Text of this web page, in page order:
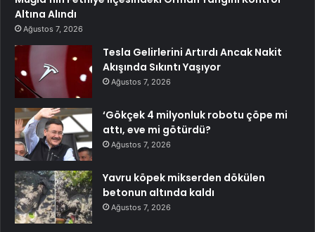
Altına Alındı
Ağustos 7, 2026
Tesla Gelirlerini Artırdı Ancak Nakit
Akışında Sıkıntı Yaşıyor
Ağustos 7, 2026
‘Gökçek 4 milyonluk robotu çöpe mi
attı, eve mi götürdü?
Ağustos 7, 2026
Yavru köpek mikserden dökülen
betonun altında kaldı
Ağustos 7, 2026